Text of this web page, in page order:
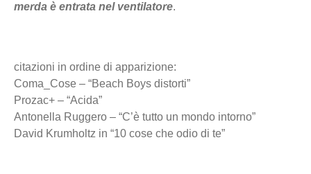
merda è entrata nel ventilatore.
citazioni in ordine di apparizione:
Coma_Cose – “Beach Boys distorti”
Prozac+ – “Acida”
Antonella Ruggero – “C’è tutto un mondo intorno”
David Krumholtz in “10 cose che odio di te”